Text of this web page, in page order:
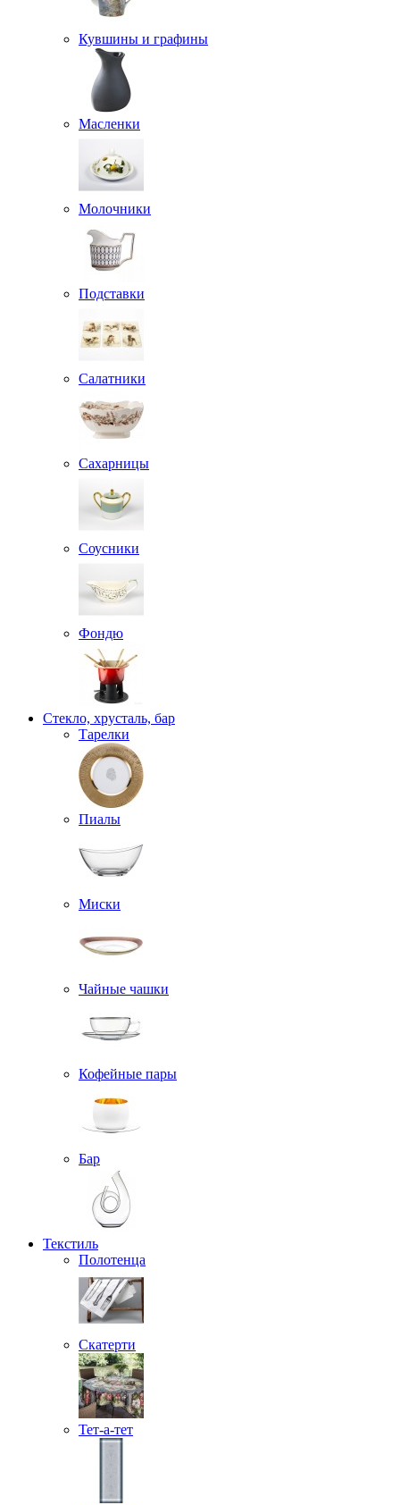
Кувшины и графины
Масленки
Молочники
Подставки
Салатники
Сахарницы
Соусники
Фондю
Стекло, хрусталь, бар
Тарелки
Пиалы
Миски
Чайные чашки
Кофейные пары
Бар
Текстиль
Полотенца
Скатерти
Тет-а-тет